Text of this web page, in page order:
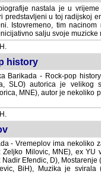
nastala je u
predstavljeni u toj radijskoj
Istovremeno, tim
salju svoje muzicke
history
Barikada - Rock-pop
SLO) autorica je velikog
MNE), autor je nekoliko
- Vremeplov ima nekoliko
Zeljko Milovic, MNE), ex YU
Nadir Efendic, D), Mostarenje
BiH), Muzika je